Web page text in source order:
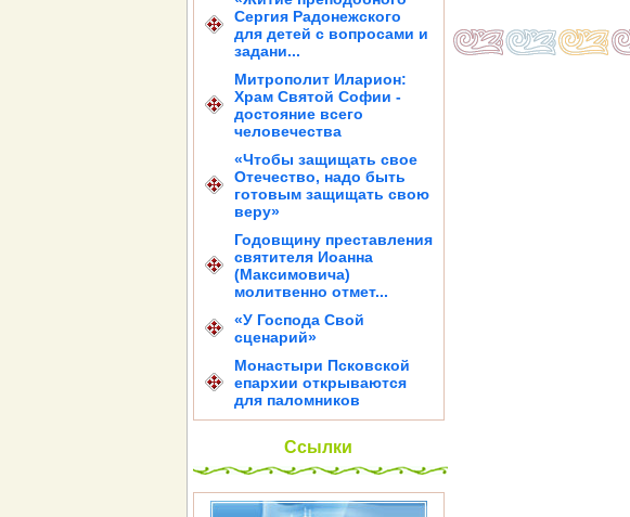
Сергия Радонежского
для детей с вопросами и
задани...
Митрополит Иларион:
Храм Святой Софии -
достояние всего
человечества
«Чтобы защищать свое
Отечество, надо быть
готовым защищать свою
веру»
Годовщину преставления
святителя Иоанна
(Максимовича)
молитвенно отмет...
«У Господа Свой
сценарий»
Монастыри Псковской
епархии открываются
для паломников
Ссылки